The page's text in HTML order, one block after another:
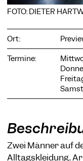
FOTO: DIETER
Ort:
Termine:
Zwei Männer auf
Alltagskleidung.
Wir verwenden
unserer Website.
jederzeit widerrufen.
können Sie
Notwendige
Nur notwendige